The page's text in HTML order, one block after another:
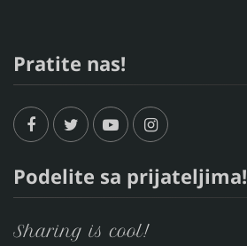
Pratite nas!
Podelite sa prijateljima!
Sharing is cool!